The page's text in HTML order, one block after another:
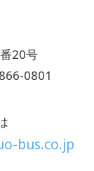
20号
0801
bus.co.jp